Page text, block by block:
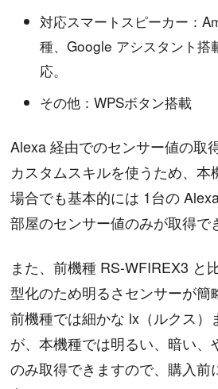
対応スマートスピーカー：
種、Google アシスタント搭
応。
その他：WPSボタン搭載
Alexa 経由でのセンサー値の取
カスタムスキルを使うため、本
場合でも基本的には 1台の
部屋のセンサー値のみが取得で
また、前機種 RS-WFIREX3 と
型化のため明るさセンサーが簡
前機種では細かな lx（ルクス）
が、本機種では明るい、暗い、
のみ取得できますので、購入前